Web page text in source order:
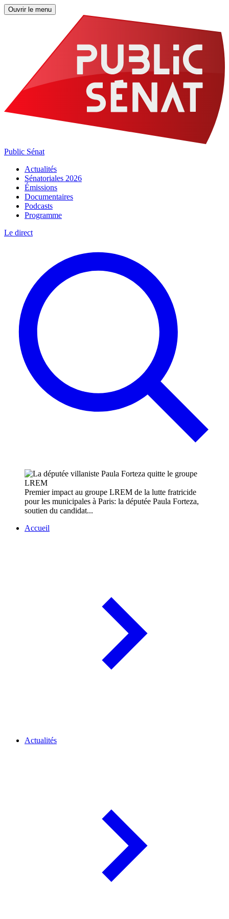
Ouvrir le menu
Public Sénat
Actualités
Sénatoriales 2026
Émissions
Documentaires
Podcasts
Programme
Le direct
Premier impact au groupe LREM de la lutte fratricide
pour les municipales à Paris: la députée Paula Forteza,
soutien du candidat...
Accueil
Actualités